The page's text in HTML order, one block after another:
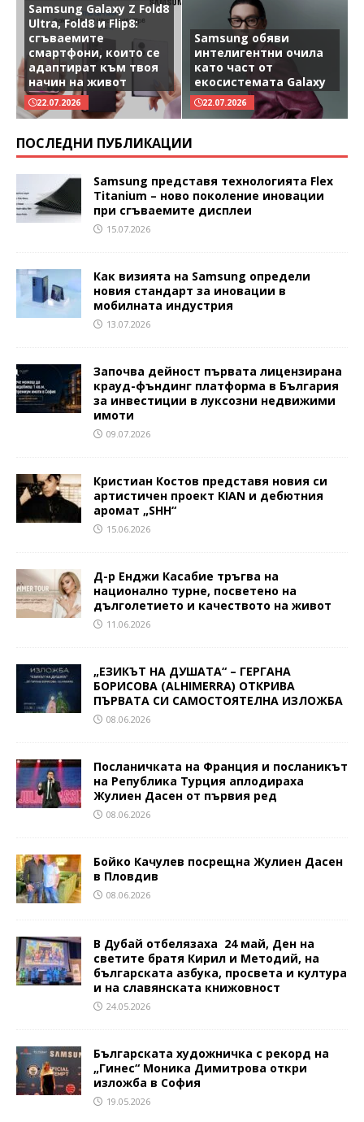
Samsung Galaxy Z Fold8
Ultra, Fold8 и Flip8:
сгъваемите
смартфони, които се
адаптират към твоя
начин на живот
22.07.2026
Samsung обяви
интелигентни очила
като част от
екосистемата Galaxy
22.07.2026
ПОСЛЕДНИ ПУБЛИКАЦИИ
Samsung представя технологията Flex
Titanium – ново поколение иновации
при сгъваемите дисплеи
15.07.2026
Как визията на Samsung определи
новия стандарт за иновации в
мобилната индустрия
13.07.2026
Започва дейност първата лицензирана
крауд-фъндинг платформа в България
за инвестиции в луксозни недвижими
имоти
09.07.2026
Кристиан Костов представя новия си
артистичен проект KIAN и дебютния
аромат „SHH“
15.06.2026
Д-р Енджи Касабие тръгва на
национално турне, посветено на
дълголетието и качеството на живот
11.06.2026
„ЕЗИКЪТ НА ДУШАТА“ – ГЕРГАНА
БОРИСОВА (ALHIMERRA) ОТКРИВА
ПЪРВАТА СИ САМОСТОЯТЕЛНА ИЗЛОЖБА
08.06.2026
Посланичката на Франция и посланикът
на Република Турция аплодираха
Жулиен Дасен от първия ред
08.06.2026
Бойко Качулев посрещна Жулиен Дасен
в Пловдив
08.06.2026
В Дубай отбелязаха 24 май, Ден на
светите братя Кирил и Методий, на
българската азбука, просвета и култура
и на славянската книжовност
24.05.2026
Българската художничка с рекорд на
„Гинес“ Моника Димитрова откри
изложба в София
19.05.2026